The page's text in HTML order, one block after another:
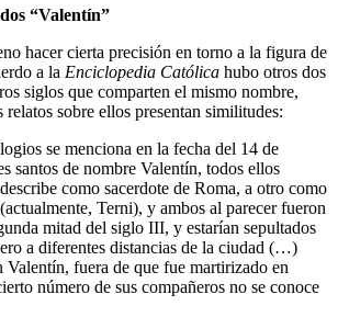
“Valentín”
hacer cierta precisión en torno a la figura de
a la Enciclopedia Católica hubo otros dos
siglos que comparten el mismo nombre,
sobre ellos presentan similitudes:
se menciona en la fecha del 14 de
santos de nombre Valentín, todos ellos
como sacerdote de Roma, a otro como
Terni), y ambos al parecer fueron
mitad del siglo III, y estarían sepultados
a diferentes distancias de la ciudad (…)
Valentín, fuera de que fue martirizado en
número de sus compañeros no se conoce